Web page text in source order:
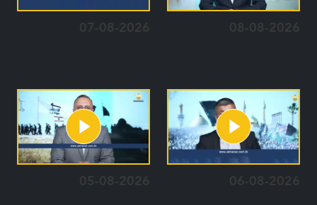
08-08-2026
07-08-2026
06-08-2026
05-08-2026